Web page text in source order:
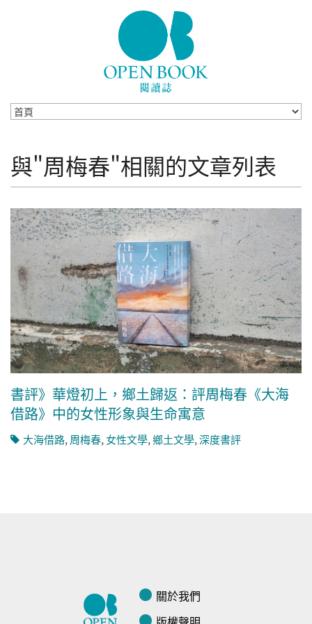
與"周梅春"相關的文章列表
書評》華燈初上，鄉土歸返：評周梅春《大海
借路》中的女性形象與生命寓意
大海借路,周梅春,女性文學,鄉土文學,深度書評
關於我們